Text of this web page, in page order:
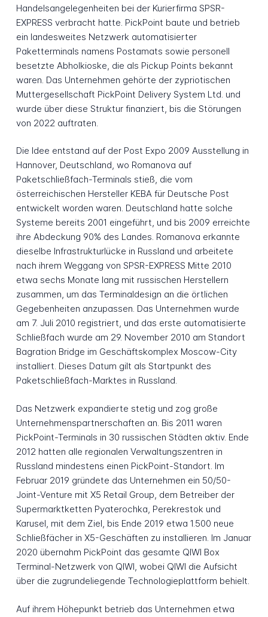
Handelsangelegenheiten bei der Kurierfirma SPSR-
EXPRESS verbracht hatte. PickPoint baute und betrieb
ein landesweites Netzwerk automatisierter
Paketterminals namens Postamats sowie personell
besetzte Abholkioske, die als Pickup Points bekannt
waren. Das Unternehmen gehörte der zypriotischen
Muttergesellschaft PickPoint Delivery System Ltd. und
wurde über diese Struktur finanziert, bis die Störungen
von 2022 auftraten.
Die Idee entstand auf der Post Expo 2009 Ausstellung in
Hannover, Deutschland, wo Romanova auf
Paketschließfach-Terminals stieß, die vom
österreichischen Hersteller KEBA für Deutsche Post
entwickelt worden waren. Deutschland hatte solche
Systeme bereits 2001 eingeführt, und bis 2009 erreichte
ihre Abdeckung 90% des Landes. Romanova erkannte
dieselbe Infrastrukturlücke in Russland und arbeitete
nach ihrem Weggang von SPSR-EXPRESS Mitte 2010
etwa sechs Monate lang mit russischen Herstellern
zusammen, um das Terminaldesign an die örtlichen
Gegebenheiten anzupassen. Das Unternehmen wurde
am 7. Juli 2010 registriert, und das erste automatisierte
Schließfach wurde am 29. November 2010 am Standort
Bagration Bridge im Geschäftskomplex Moscow-City
installiert. Dieses Datum gilt als Startpunkt des
Paketschließfach-Marktes in Russland.
Das Netzwerk expandierte stetig und zog große
Unternehmenspartnerschaften an. Bis 2011 waren
PickPoint-Terminals in 30 russischen Städten aktiv. Ende
2012 hatten alle regionalen Verwaltungszentren in
Russland mindestens einen PickPoint-Standort. Im
Februar 2019 gründete das Unternehmen ein 50/50-
Joint-Venture mit X5 Retail Group, dem Betreiber der
Supermarktketten Pyaterochka, Perekrestok und
Karusel, mit dem Ziel, bis Ende 2019 etwa 1.500 neue
Schließfächer in X5-Geschäften zu installieren. Im Januar
2020 übernahm PickPoint das gesamte QIWI Box
Terminal-Netzwerk von QIWI, wobei QIWI die Aufsicht
über die zugrundeliegende Technologieplattform behielt.
Auf ihrem Höhepunkt betrieb das Unternehmen etwa